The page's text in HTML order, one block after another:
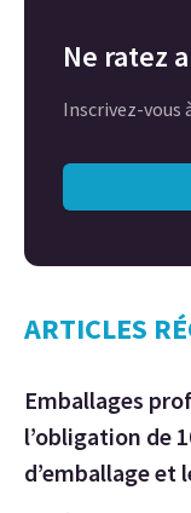
Ne ratez
Inscrivez-
ARTICLES
Emballages
l’obligation de
d’emballage et